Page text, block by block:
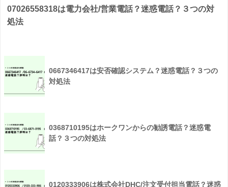
07026558318は電力会社/営業電話？迷惑電話？３つの対
処法
0667346417は安否確認システム？迷惑電話？３つの
対処法
0368710195はホークワンからの勧誘電話？迷惑電
話？３つの対処法
0120333906は株式会社DHC/注文受付担当電話？迷惑